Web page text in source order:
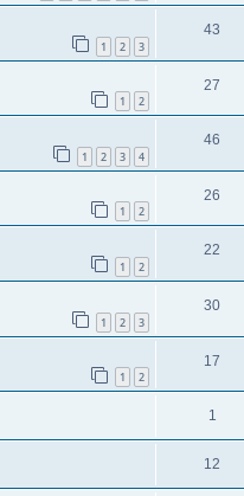
1 2 3
43
1 2
27
1 2 3 4
46
1 2
26
1 2
22
1 2 3
30
1 2
17
1
12